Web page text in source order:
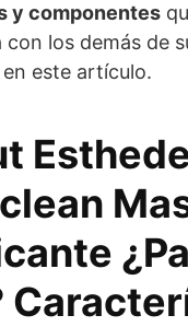
y componentes
los demás de
este artículo.